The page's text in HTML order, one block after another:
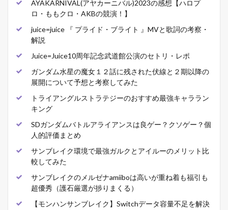
AYAKARNIVAL(アヤカーニバル)2023の感想【ハロプ
ロ・ももクロ・AKBの競演！】
juice=juice 『 プライド・ブライト 』MVと歌詞の考察・
解説
Juice=Juice10周年記念武道館公演のセトリ・レポ
ガンダム水星の魔女１２話に残された伏線と２期以降の
展開について予想と考察してみた
トライアングルストラテジーのおすすめ最強キャララン
キング
SDガンダムバトルアライアンスは良ゲー？クソゲー？個
人的評価まとめ
サンブレイク環境で最強ガルクとアイルーのメリット比
較してみた
サンブレイクのメルゼナamiiboは高いが重ね着も福引も
超優秀（護石厳選が捗りまくる）
【モンハンサンブレイク】Switchデータ容量不足を解決